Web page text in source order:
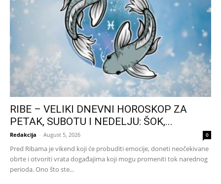
RIBE – VELIKI DNEVNI HOROSKOP ZA
PETAK, SUBOTU I NEDELJU: ŠOK,...
Redakcija - August 5, 2026 0
Pred Ribama je vikend koji će probuditi emocije, doneti neočekivane
obrte i otvoriti vrata događajima koji mogu promeniti tok narednog
perioda. Ono što ste...